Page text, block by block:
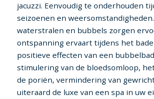
jacuzzi. Eenvoudig te onderhouden
seizoenen en
waterstralen en bubbels zorgen
ontspanning ervaart tijdens het
positieve effecten van een
stimulering van de bloedsomloop,
de poriën, vermindering van
uiteraard de luxe van een spa in uw